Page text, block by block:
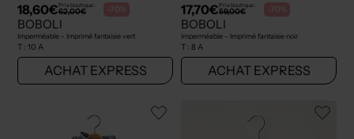
18,60€Prix boutique :
62,00€ -70%
BOBOLI
Imperméable - Imprimé fantaisie vert
T : 10 A
ACHAT EXPRESS
17,70€Prix boutique :
59,00€ -70%
BOBOLI
Imperméable - Imprimé fantaisie noir
T : 8 A
ACHAT EXPRESS